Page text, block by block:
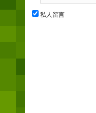
私人留言